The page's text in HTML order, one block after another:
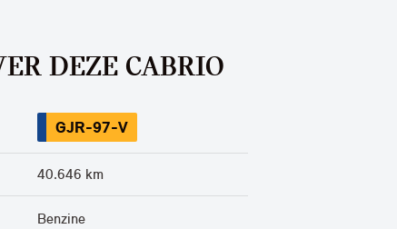
DEZE CABRIO
GJR-97-V
40.646 km
Benzine